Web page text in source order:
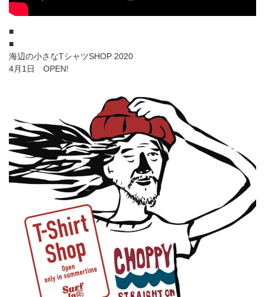
■
■
海辺の小さなTシャツSHOP 2020
4月1日 OPEN!